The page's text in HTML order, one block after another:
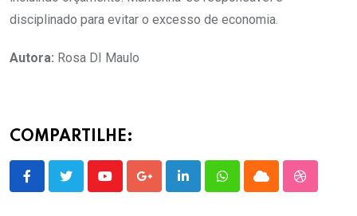
disciplinado para evitar o excesso de economia.
Autora: Rosa DI Maulo
COMPARTILHE:
YoutubeGoogle+LinkedInWhatsappCloud